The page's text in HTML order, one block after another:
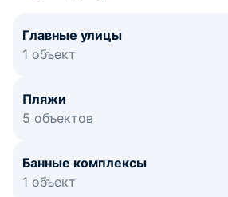
Главные улицы
1 объект
Пляжи
5 объектов
Банные комплексы
1 объект